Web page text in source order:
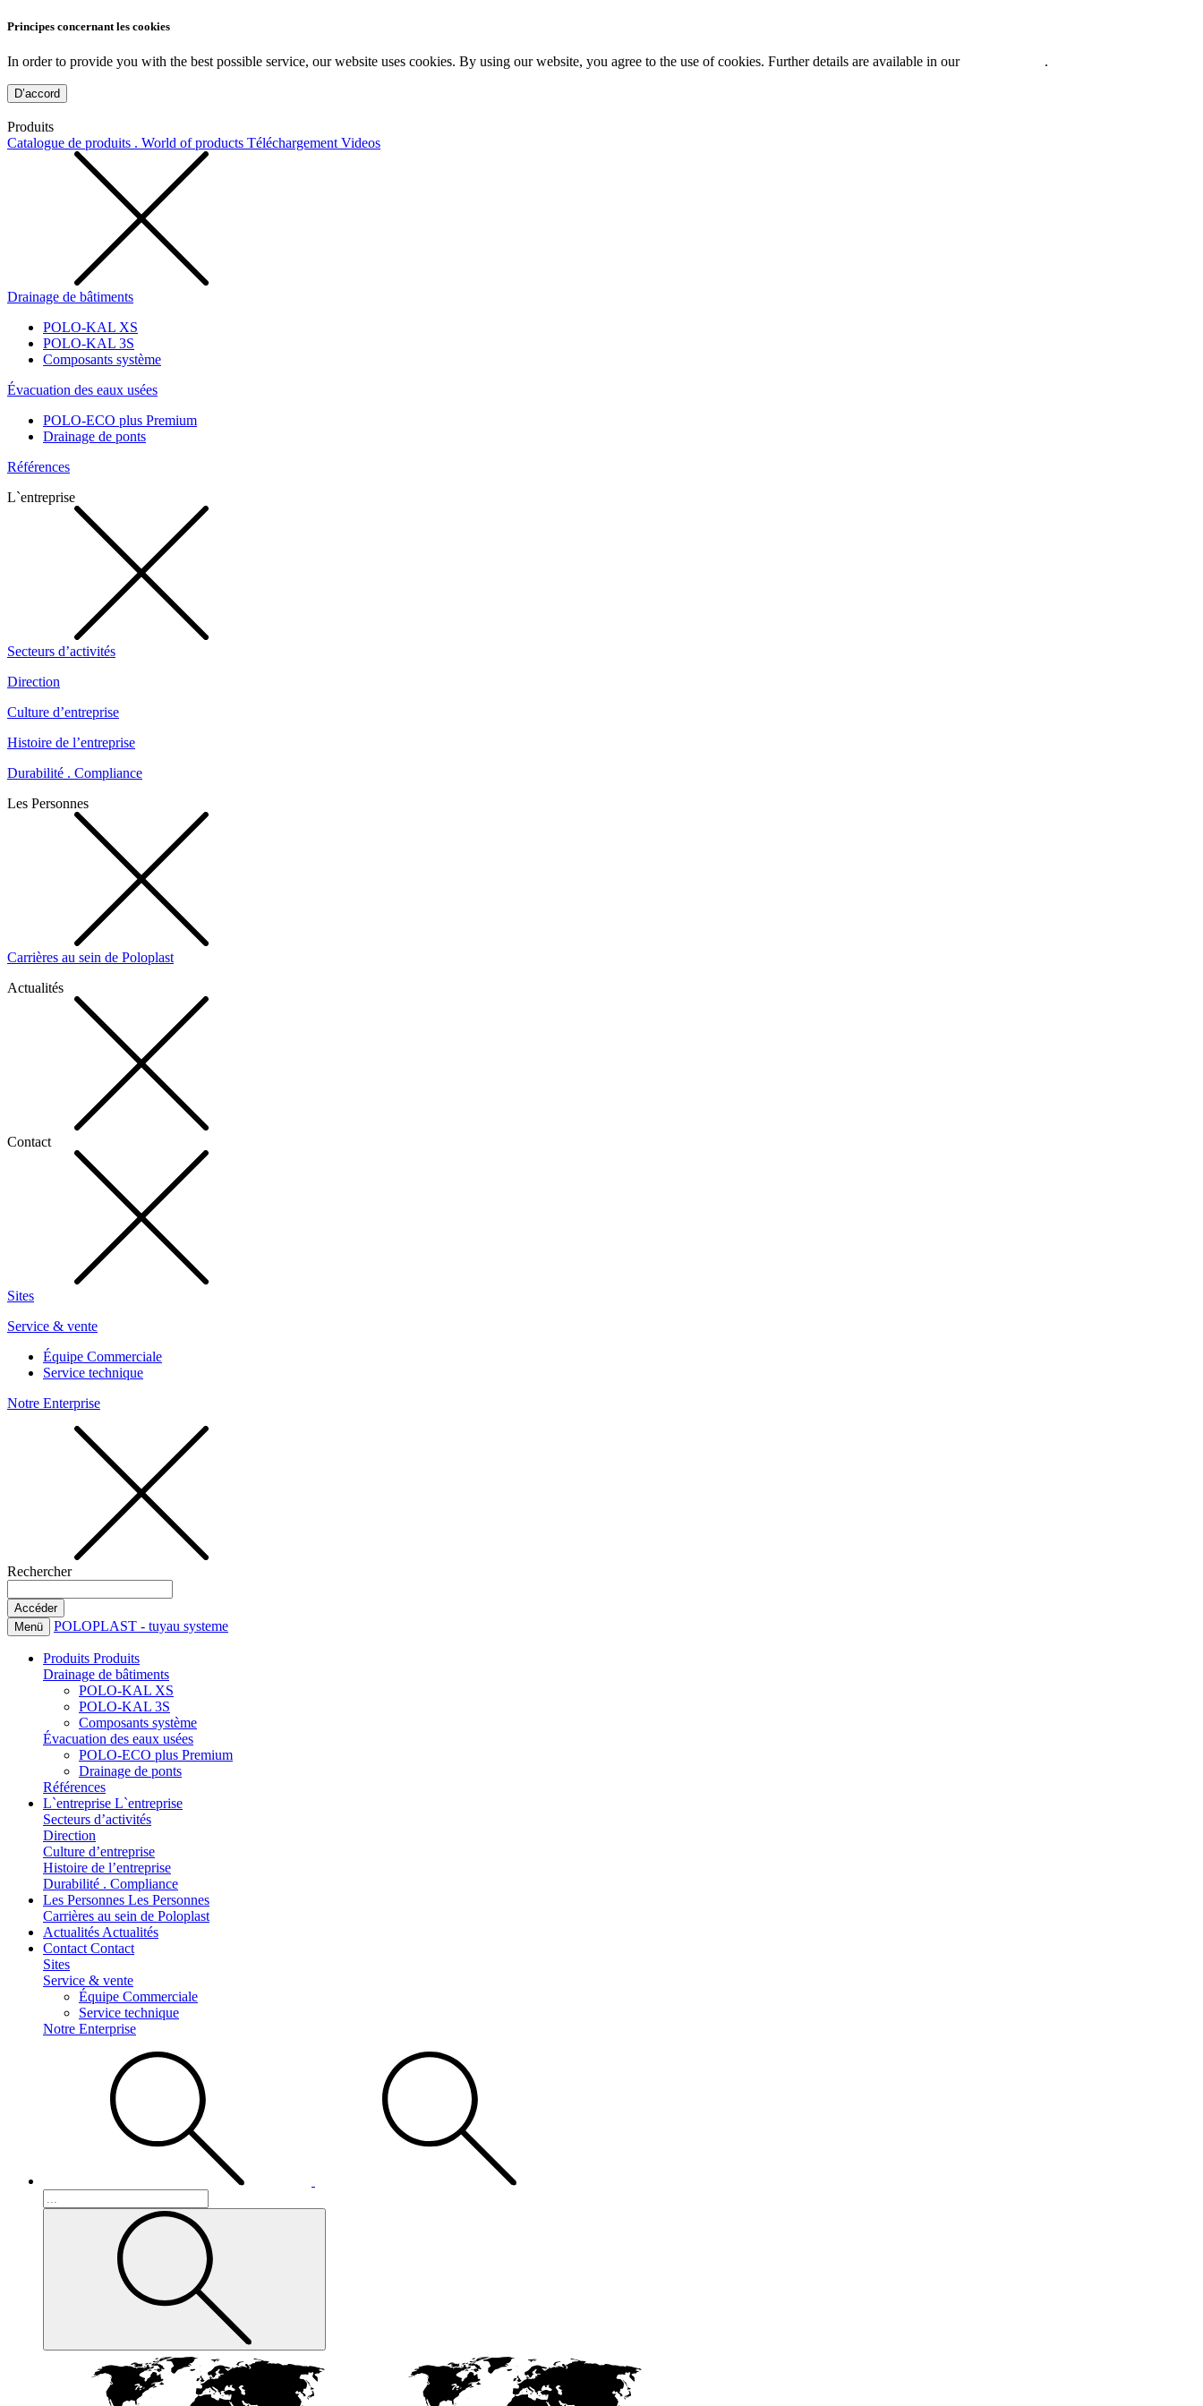
Principes concernant les cookies
In order to provide you with the best possible service, our website uses cookies. By using our website, you agree to the use of cookies. Further details are available in our .
D’accord
Produits
Catalogue de produits . World of products Téléchargement Videos
Drainage de bâtiments
POLO-KAL XS
POLO-KAL 3S
Composants système
Évacuation des eaux usées
POLO-ECO plus Premium
Drainage de ponts
Références
L`entreprise
Secteurs d’activités
Direction
Culture d’entreprise
Histoire de l’entreprise
Durabilité . Compliance
Les Personnes
Carrières au sein de Poloplast
Actualités
Contact
Sites
Service & vente
Équipe Commerciale
Service technique
Notre Enterprise
Rechercher
Menü POLOPLAST - tuyau systeme
Produits Produits
Drainage de bâtiments
POLO-KAL XS
POLO-KAL 3S
Composants système
Évacuation des eaux usées
POLO-ECO plus Premium
Drainage de ponts
Références
L`entreprise L`entreprise
Secteurs d’activités
Direction
Culture d’entreprise
Histoire de l’entreprise
Durabilité . Compliance
Les Personnes Les Personnes
Carrières au sein de Poloplast
Actualités Actualités
Contact Contact
Sites
Service & vente
Équipe Commerciale
Service technique
Notre Enterprise